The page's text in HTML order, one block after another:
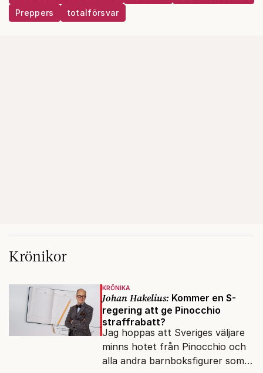
Preppers
totalförsvar
Krönikor
KRÖNIKA
Johan Hakelius: Kommer en S-
regering att ge Pinocchio
straffrabatt?
Jag hoppas att Sveriges väljare
minns hotet från Pinocchio och
alla andra barnboksfigurer som